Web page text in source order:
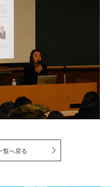
覧へ戻る